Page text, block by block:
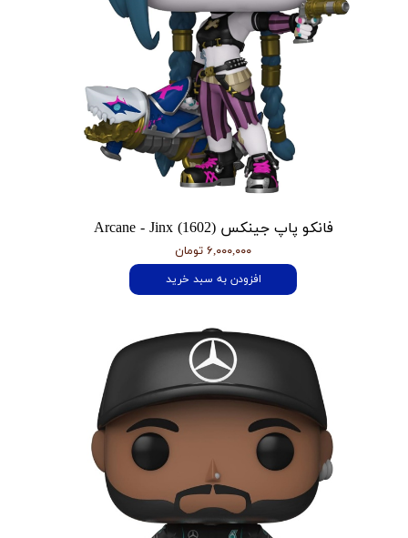
فانکو پاپ جینکس Arcane - Jinx (1602)
۶,۰۰۰,۰۰۰ تومان
افزودن به سبد خرید